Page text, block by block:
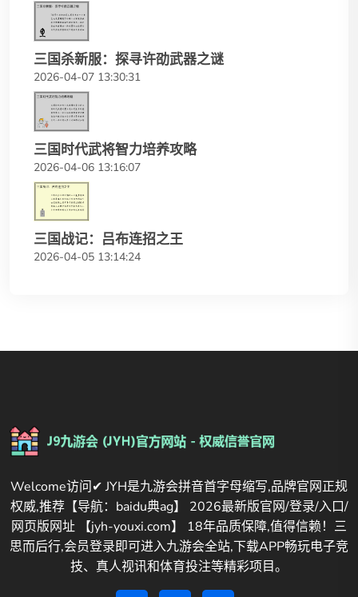
三国杀新服：探寻许劭武器之谜
2026-04-07 13:30:31
三国时代武将智力培养攻略
2026-04-06 13:16:07
三国战记：吕布连招之王
2026-04-05 13:14:24
Welcome访问✔ JYH是九游会拼音首字母缩写,品牌官网正规
权威,推荐【导航：baidu典ag】 2026最新版官网/登录/入口/
网页版网址 【jyh-youxi.com】 18年品质保障,值得信赖！三
思而后行,会员登录即可进入九游会全站,下载APP畅玩电子竞
技、真人视讯和体育投注等精彩项目。